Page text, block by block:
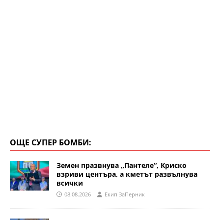
ОЩЕ СУПЕР БОМБИ:
Земен празвнува „Пантеле“, Криско
взриви центъра, а кметът развълнува
всички
08.08.2026 Eкип ЗаПерник